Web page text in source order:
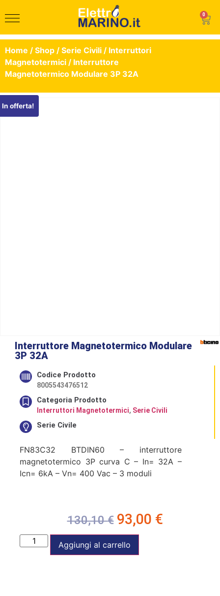
0
Home / Shop / Serie Civili / Interruttori
Magnetotermici / Interruttore
Magnetotermico Modulare 3P 32A
In offerta!
Interruttore Magnetotermico Modulare
3P 32A
Codice Prodotto
8005543476512
Categoria Prodotto
Interruttori Magnetotermici, Serie Civili
Serie Civile
FN83C32 BTDIN60 – interruttore
magnetotermico 3P curva C – In= 32A –
Icn= 6kA – Vn= 400 Vac – 3 moduli
130,10€ 93,00 €
Aggiungi al carrello